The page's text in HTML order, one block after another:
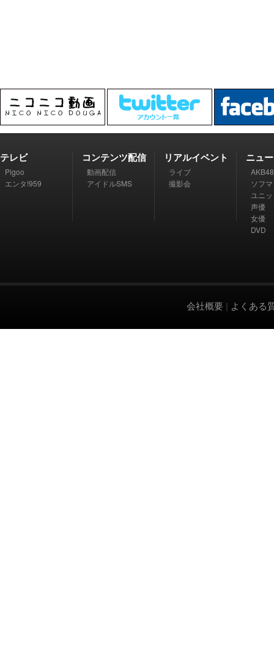
テレビ
Pigoo
エンタ!959
コンテンツ配信
動画配信
アイドルSMS
リアルイベント
ライブ
撮影会
ニュ
AKB48
ソフ
ユニ
声優
女優
DVD
会社概要 | よくある